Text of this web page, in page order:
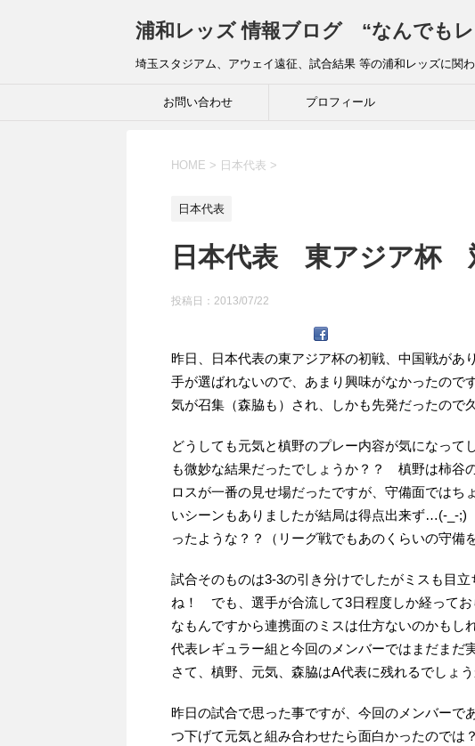
浦和レッズ 情報ブログ “なんでも
埼玉スタジアム、アウェイ遠征、試合結果 等の浦和レッズに関
お問い合わせ プロフィール
HOME > 日本代表 >
日本代表
日本代表 東アジア杯
投稿日： 2013/07/22
昨日、日本代表の東アジア杯の初戦、中国戦が
手が選ばれないので、あまり興味がなかったので
気が召集（森脇も）され、しかも先発だったの
どうしても元気と槙野のプレー内容が気になっ
も微妙な結果だったでしょうか？？ 槙野は柿谷
ロスが一番の見せ場だったですが、守備面では
いシーンもありましたが結局は得点出来ず…(-_-
ったような？？（リーグ戦でもあのくらいの守
試合そのものは3-3の引き分けでしたがミスも目
ね！ でも、選手が合流して3日程度しか経って
なもんですから連携面のミスは仕方ないのかも
代表レギュラー組と今回のメンバーではまだま
さて、槙野、元気、森脇はA代表に残れるでしょう
昨日の試合で思った事ですが、今回のメンバーで
つ下げて元気と組み合わせたら面白かったので